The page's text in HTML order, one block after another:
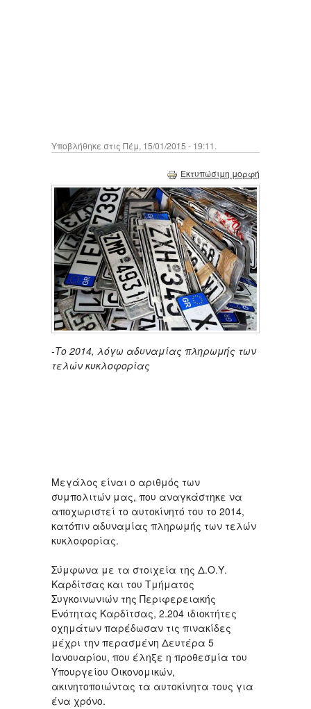
Υποβλήθηκε στις Πέμ, 15/01/2015 - 19:11.
Εκτυπώσιμη μορφή
-Το 2014, λόγω αδυναμίας πληρωμής των
τελών κυκλοφορίας
Μεγάλος είναι ο αριθμός των
συμπολιτών μας, που αναγκάστηκε να
αποχωριστεί το αυτοκίνητό του το 2014,
κατόπιν αδυναμίας πληρωμής των τελών
κυκλοφορίας.
Σύμφωνα με τα στοιχεία της Δ.Ο.Υ.
Καρδίτσας και του Τμήματος
Συγκοινωνιών της Περιφερειακής
Ενότητας Καρδίτσας, 2.204 ιδιοκτήτες
οχημάτων παρέδωσαν τις πινακίδες
μέχρι την περασμένη Δευτέρα 5
Ιανουαρίου, που έληξε η προθεσμία του
Υπουργείου Οικονομικών,
ακινητοποιώντας τα αυτοκίνητα τους για
ένα χρόνο.